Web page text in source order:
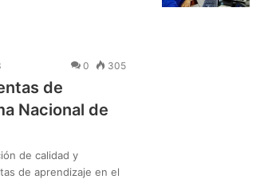
0 305
de
Nacional de
de calidad y
de aprendizaje en el